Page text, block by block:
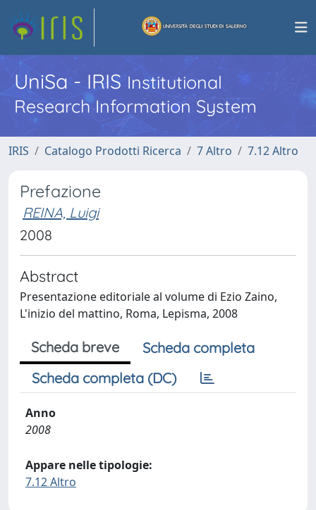
UniSa - IRISInstitutional
Research Information System
IRIS Catalogo Prodotti Ricerca 7 Altro 7.12 Altro
Prefazione
REINA, Luigi
2008
Abstract
Presentazione editoriale al volume di Ezio Zaino,
L'inizio del mattino, Roma, Lepisma, 2008
Scheda breve
Scheda completa
Scheda completa (DC)
Anno
2008
Appare nelle tipologie:
7.12 Altro